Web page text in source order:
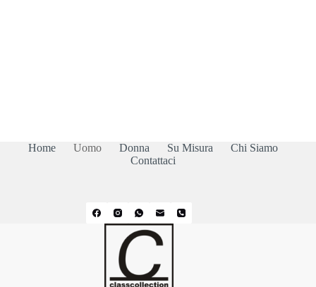
Home Uomo Donna Su Misura
Chi Siamo
Contattaci